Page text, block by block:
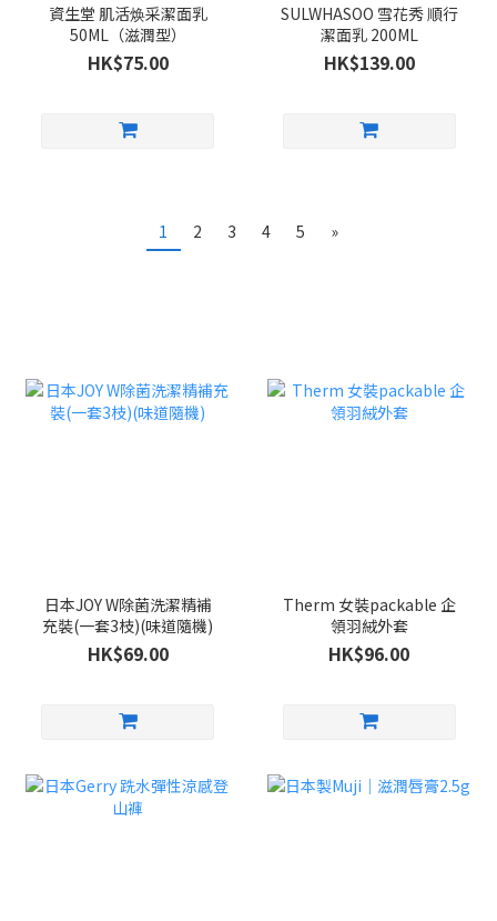
資生堂 肌活焕采潔面乳
50ML（滋潤型）
HK$75.00
SULWHASOO 雪花秀 順行
潔面乳 200ML
HK$139.00
1 2 3 4 5 »
日本JOY W除菌洗潔精補
充裝(一套3枝)(味道隨機)
HK$69.00
Therm 女裝packable 企
領羽絨外套
HK$96.00